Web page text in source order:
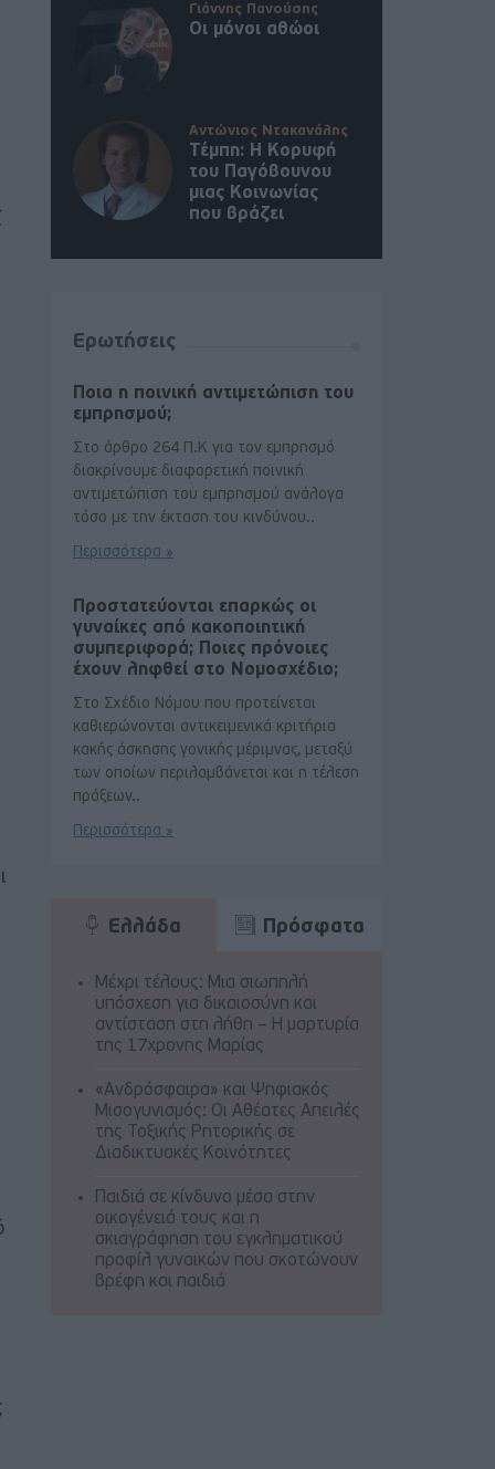
Γιάννης Πανούσης
Οι μόνοι αθώοι
Αντώνιος Ντακανάλης
Τέμπη: Η Κορυφή
του Παγόβουνου
μιας Κοινωνίας
που βράζει
Ερωτήσεις
Ποια η ποινική αντιμετώπιση του
εμπρησμού;
Στο άρθρο 264 Π.Κ για τον εμπρησμό
διακρίνουμε διαφορετική ποινική
αντιμετώπιση του εμπρησμού ανάλογα
τόσο με την έκταση του κινδύνου..
Περισσότερα »
Προστατεύονται επαρκώς οι
γυναίκες από κακοποιητική
συμπεριφορά; Ποιες πρόνοιες
έχουν ληφθεί στο Νομοσχέδιο;
Στο Σχέδιο Νόμου που προτείνεται
καθιερώνονται αντικειμενικά κριτήρια
κακής άσκησης γονικής μέριμνας, μεταξύ
των οποίων περιλαμβάνεται και η τέλεση
πράξεων..
Περισσότερα »
Ελλάδα Πρόσφατα
Μέχρι τέλους: Μια σιωπηλή
υπόσχεση για δικαιοσύνη και
αντίσταση στη λήθη – Η μαρτυρία
της 17χρονης Μαρίας
«Ανδρόσφαιρα» και Ψηφιακός
Μισογυνισμός: Οι Αθέατες Απειλές
της Τοξικής Ρητορικής σε
Διαδικτυακές Κοινότητες
Παιδιά σε κίνδυνο μέσα στην
οικογένειά τους και η
σκιαγράφηση του εγκληματικού
προφίλ γυναικών που σκοτώνουν
βρέφη και παιδιά